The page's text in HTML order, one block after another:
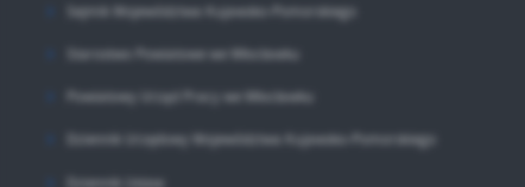
Sejmik Województwa Kujawsko-Pomorskiego
Starostwo Powiatowe we Włocławku
Powiatowy Urząd Pracy we Włocławku
Dziennik Urzędowy Województwa Kujawsko-Pomorskiego
Dziennik Ustaw